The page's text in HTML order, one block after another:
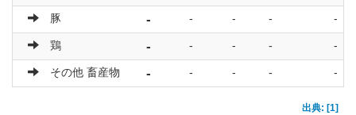
豚 - - - - -
鶏 - - - - -
その他 畜産物 - - - - -
出典: [1]